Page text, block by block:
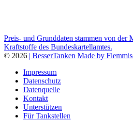
Preis- und Grunddaten stammen von der
Kraftstoffe des Bundeskartellamtes.
© 2026 | BesserTanken Made by
Impressum
Datenschutz
Datenquelle
Kontakt
Unterstützen
Für Tankstellen